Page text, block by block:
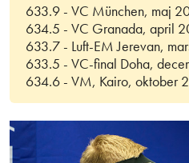
633.9 - VC München, maj
634.5 - VC Granada, april
633.7 - Luft-EM Jerevan,
633.5 - VC-final Doha,
634.6 - VM, Kairo, oktober